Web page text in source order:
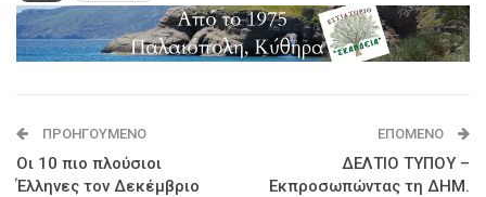
ΠΡΟΗΓΟΎΜΕΝΟ
Οι 10 πιο πλούσιοι
Έλληνες τον Δεκέμβριο
ΕΠΌΜΕΝΟ
ΔΕΛΤΙΟ ΤΥΠΟΥ –
Εκπροσωπώντας τη ΔΗΜ.